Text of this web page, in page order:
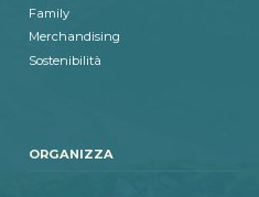
Family
Merchandising
Sostenibilità
ORGANIZZA